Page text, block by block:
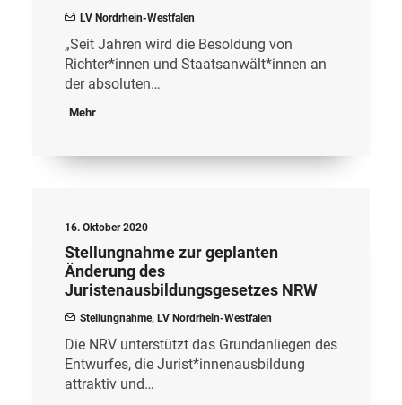
LV Nordrhein-Westfalen
„Seit Jahren wird die Besoldung von
Richter*innen und Staatsanwält*innen an
der absoluten…
Mehr
16. Oktober 2020
Stellungnahme zur geplanten
Änderung des
Juristenausbildungsgesetzes NRW
Stellungnahme, LV Nordrhein-Westfalen
Die NRV unterstützt das Grundanliegen des
Entwurfes, die Jurist*innenausbildung
attraktiv und…